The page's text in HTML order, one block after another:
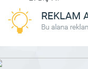
Çelik sektöründe görev
kurulmuş olup
Sistemleri, Raylı
Kamelya Sistemlerinin
Ankara Kanopi sektörüne
marka sorumluluğun